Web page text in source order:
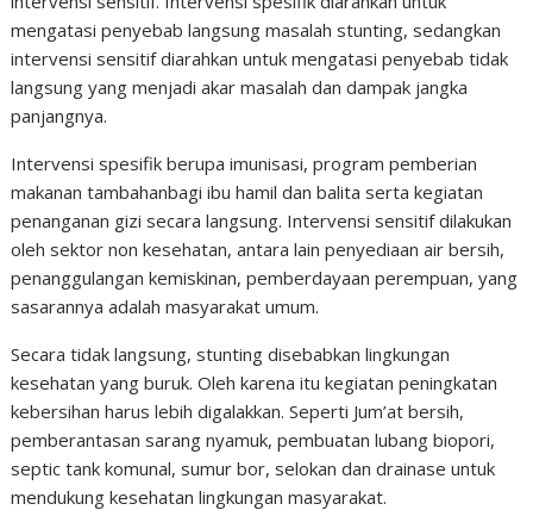
mengatasi penyebab langsung masalah stunting, sedangkan
intervensi sensitif diarahkan untuk mengatasi penyebab tidak
langsung yang menjadi akar masalah dan dampak jangka
panjangnya.
Intervensi spesifik berupa imunisasi, program pemberian
makanan tambahanbagi ibu hamil dan balita serta kegiatan
penanganan gizi secara langsung. Intervensi sensitif dilakukan
oleh sektor non kesehatan, antara lain penyediaan air bersih,
penanggulangan kemiskinan, pemberdayaan perempuan, yang
sasarannya adalah masyarakat umum.
Secara tidak langsung, stunting disebabkan lingkungan
kesehatan yang buruk. Oleh karena itu kegiatan peningkatan
kebersihan harus lebih digalakkan. Seperti Jum’at bersih,
pemberantasan sarang nyamuk, pembuatan lubang biopori,
septic tank komunal, sumur bor, selokan dan drainase untuk
mendukung kesehatan lingkungan masyarakat.